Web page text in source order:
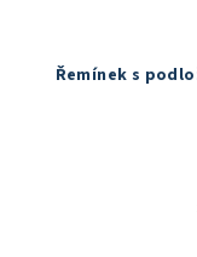
Řemínek s